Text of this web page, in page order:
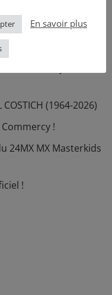
COSTICH (1964-2026)
!
24MX MX Masterkids
!
En savoir plus